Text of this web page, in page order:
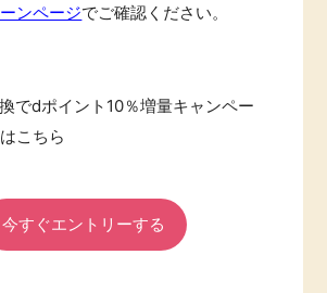
ンページでご確認ください。
でdポイント10％増量キャンペー
こちら
今すぐエントリーする